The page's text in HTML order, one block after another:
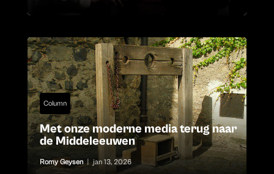
Column
Met onze moderne media terug naar
de Middeleeuwen
Romy Geysen | jan 13, 2026